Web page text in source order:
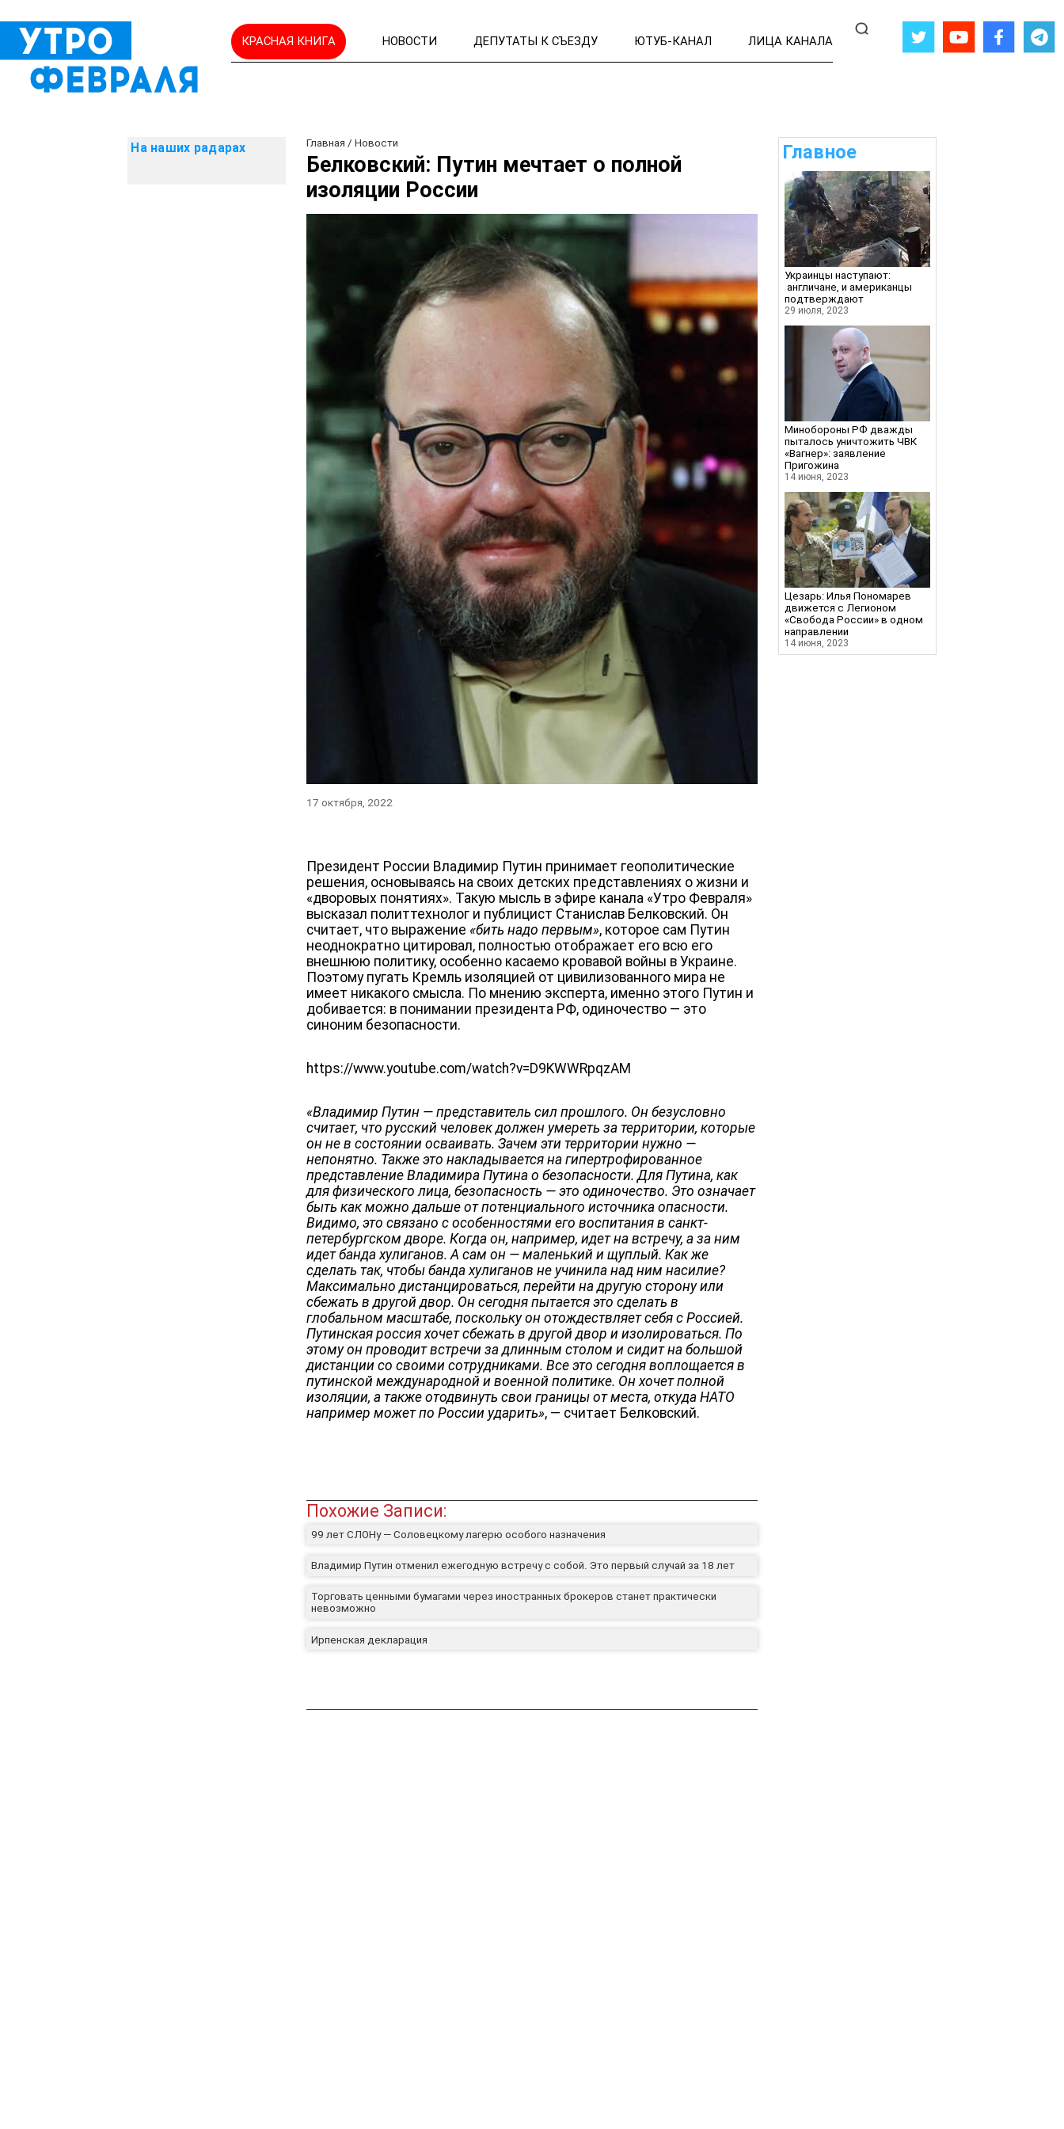
КРАСНАЯ КНИГА НОВОСТИ ДЕПУТАТЫ К СЪЕЗДУ ЮТУБ-КАНАЛ ЛИЦА КАНАЛА
На наших радарах Главная /Новости
Белковский: Путин мечтает о полной
изоляции России
17 октября, 2022
Президент России Владимир Путин принимает геополитические
решения, основываясь на своих детских представлениях о жизни и
«дворовых понятиях‎». Такую мысль в эфире канала «Утро Февраля‎»
высказал политтехнолог и публицист Станислав Белковский. Он
считает, что выражение«‎бить надо первым», которое сам Путин
неоднократно цитировал, полностью отображает его всю его
внешнюю политику, особенно касаемо кровавой войны в Украине.
Поэтому пугать Кремль изоляцией от цивилизованного мира не
имеет никакого смысла. По мнению эксперта, именно этого Путин и
добивается: в понимании президента РФ, одиночество — это
синоним безопасности.
https://www.youtube.com/watch?v=D9KWWRpqzAM
«Владимир Путин — представитель сил прошлого. Он безусловно
считает, что русский человек должен умереть за территории, которые
он не в состоянии осваивать. Зачем эти территории нужно —
непонятно. Также это накладывается на гипертрофированное
представление Владимира Путина о безопасности. Для Путина, как
для физического лица, безопасность — это одиночество. Это означает
быть как можно дальше от потенциального источника опасности.
Видимо, это связано с особенностями его воспитания в санкт-
петербургском дворе. Когда он, например, идет на встречу, а за ним
идет банда хулиганов. А сам он — маленький и щуплый. Как же
сделать так, чтобы банда хулиганов не учинила над ним насилие?
Максимально дистанцироваться, перейти на другую сторону или
сбежать в другой двор. Он сегодня пытается это сделать в
глобальном масштабе, поскольку он отождествляет себя с Россией.
Путинская россия хочет сбежать в другой двор и изолироваться. По
этому он проводит встречи за длинным столом и сидит на большой
дистанции со своими сотрудниками. Все это сегодня воплощается в
путинской международной и военной политике. Он хочет полной
изоляции, а также отодвинуть свои границы от места, откуда НАТО
например может по России ударить‎», — считает Белковский.
Похожие Записи:
99 лет СЛОНу — Соловецкому лагерю особого назначения
Владимир Путин отменил ежегодную встречу с собой. Это первый случай за 18 лет
Торговать ценными бумагами через иностранных брокеров станет практически
невозможно
Ирпенская декларация
Главное
Украинцы наступают:
англичане, и американцы
подтверждают
29 июля, 2023
Минобороны РФ дважды
пыталось уничтожить ЧВК
«Вагнер»: заявление
Пригожина
14 июня, 2023
Цезарь: Илья Пономарев
движется с Легионом
«Свобода России» в одном
направлении
14 июня, 2023